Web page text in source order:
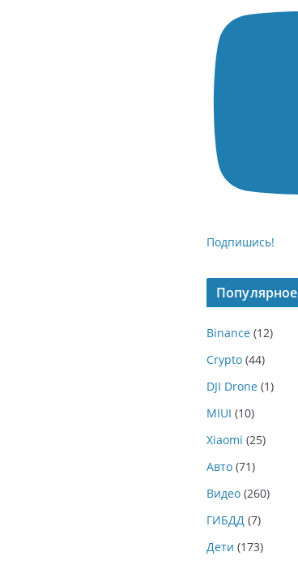
Подпишись!
Популярное
Binance (12)
Crypto (44)
DJI Drone (1)
MIUI (10)
Xiaomi (25)
Авто (71)
Видео (260)
ГИБДД (7)
Дети (173)